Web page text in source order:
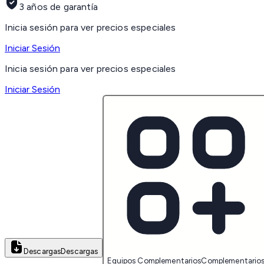
3 años de garantía
Inicia sesión para ver precios especiales
Iniciar Sesión
Inicia sesión para ver precios especiales
Iniciar Sesión
DescargasDescargas
Equipos Complementarios